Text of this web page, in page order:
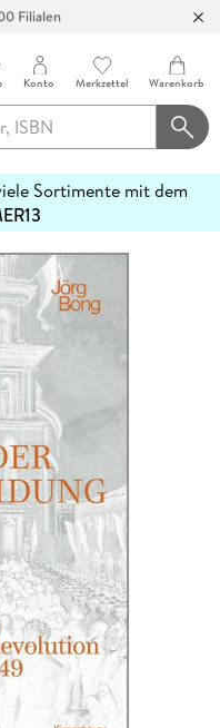
Filialen
Konto Merkzettel Warenkorb
Sortimente mit dem